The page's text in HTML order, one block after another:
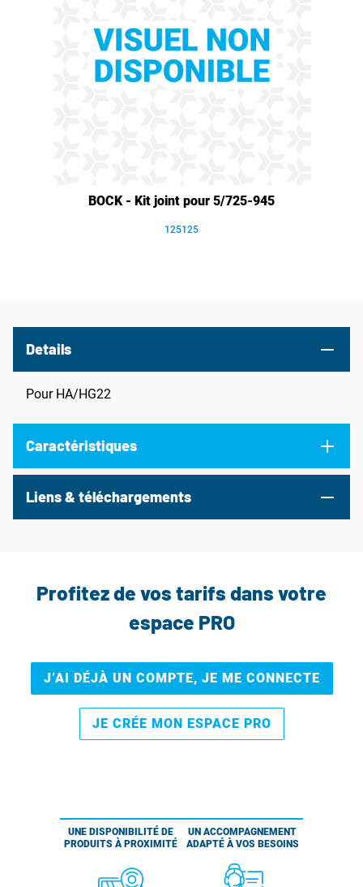
BOCK - Kit joint pour 5/725-945
125125
Details
Pour HA/HG22
Caractéristiques
Liens & téléchargements
Profitez de vos tarifs dans votre
espace PRO
J’AI DÉJÀ UN COMPTE, JE ME CONNECTE
JE CRÉE MON ESPACE PRO
UNE DISPONIBILITÉ DE
PRODUITS À PROXIMITÉ
UN ACCOMPAGNEMENT
ADAPTÉ À VOS BESOINS